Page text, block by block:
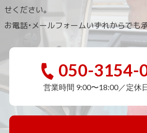
せください。
お電話・メールフォームいずれからでも
050-3154-
営業時間 9:00〜18:00／定休